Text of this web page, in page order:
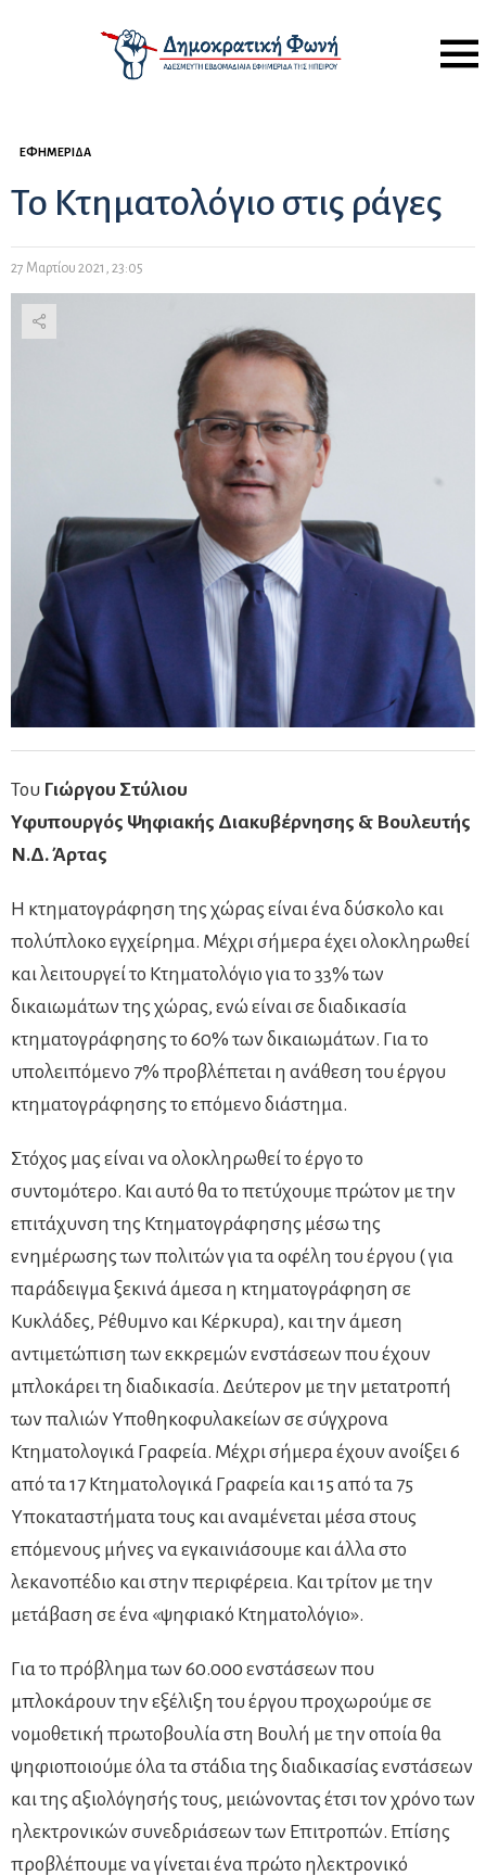
Menu
ΕΦΗΜΕΡΊΔΑ
Το Κτηματολόγιο στις ράγες
27 Μαρτίου 2021, 23:05
Του Γιώργου Στύλιου
Υφυπουργός Ψηφιακής Διακυβέρνησης & Βουλευτής
Ν.Δ. Άρτας
Η κτηματογράφηση της χώρας είναι ένα δύσκολο και
πολύπλοκο εγχείρημα. Μέχρι σήμερα έχει ολοκληρωθεί
και λειτουργεί το Κτηματολόγιο για το 33% των
δικαιωμάτων της χώρας, ενώ είναι σε διαδικασία
κτηματογράφησης το 60% των δικαιωμάτων. Για το
υπολειπόμενο 7% προβλέπεται η ανάθεση του έργου
κτηματογράφησης το επόμενο διάστημα.
Στόχος μας είναι να ολοκληρωθεί το έργο το
συντομότερο. Και αυτό θα το πετύχουμε πρώτον με την
επιτάχυνση της Κτηματογράφησης μέσω της
ενημέρωσης των πολιτών για τα οφέλη του έργου ( για
παράδειγμα ξεκινά άμεσα η κτηματογράφηση σε
Κυκλάδες, Ρέθυμνο και Κέρκυρα), και την άμεση
αντιμετώπιση των εκκρεμών ενστάσεων που έχουν
μπλοκάρει τη διαδικασία. Δεύτερον με την μετατροπή
των παλιών Υποθηκοφυλακείων σε σύγχρονα
Κτηματολογικά Γραφεία. Μέχρι σήμερα έχουν ανοίξει 6
από τα 17 Κτηματολογικά Γραφεία και 15 από τα 75
Υποκαταστήματα τους και αναμένεται μέσα στους
επόμενους μήνες να εγκαινιάσουμε και άλλα στο
λεκανοπέδιο και στην περιφέρεια. Και τρίτον με την
μετάβαση σε ένα «ψηφιακό Κτηματολόγιο».
Για το πρόβλημα των 60.000 ενστάσεων που
μπλοκάρουν την εξέλιξη του έργου προχωρούμε σε
νομοθετική πρωτοβουλία στη Βουλή με την οποία θα
ψηφιοποιούμε όλα τα στάδια της διαδικασίας ενστάσεων
και της αξιολόγησής τους, μειώνοντας έτσι τον χρόνο των
ηλεκτρονικών συνεδριάσεων των Επιτροπών. Επίσης
προβλέπουμε να γίνεται ένα πρώτο ηλεκτρονικό